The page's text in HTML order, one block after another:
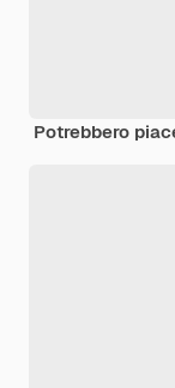
Potrebbero